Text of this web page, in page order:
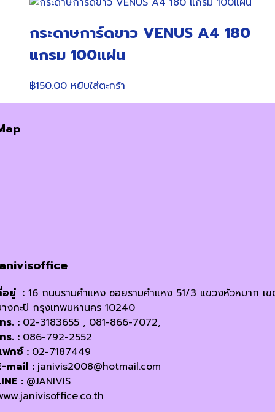
กระดาษการ์ดขาว VENUS A4 180
แกรม 100แผ่น
฿150.00 หยิบใส่ตะกร้า
อยู่ : 16 ถนนรามคำแหง ซอยรามคำแหง 51/3 แขวงหัวหมาก เ
งกะปิ กรุงเทพมหานคร 10240
ร. : 02-3183655 , 081-866-7072,
ร. : 086-792-2552
กซ์ : 02-7187449
mail : janivis2008@hotmail.com
: @JANIVIS